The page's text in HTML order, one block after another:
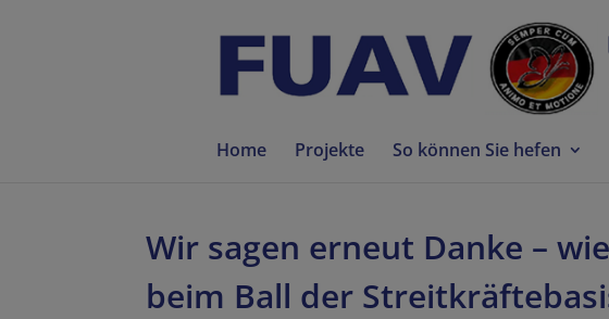
Home Projekte So können Sie hefen
Wir sagen erneut Danke –
beim Ball der